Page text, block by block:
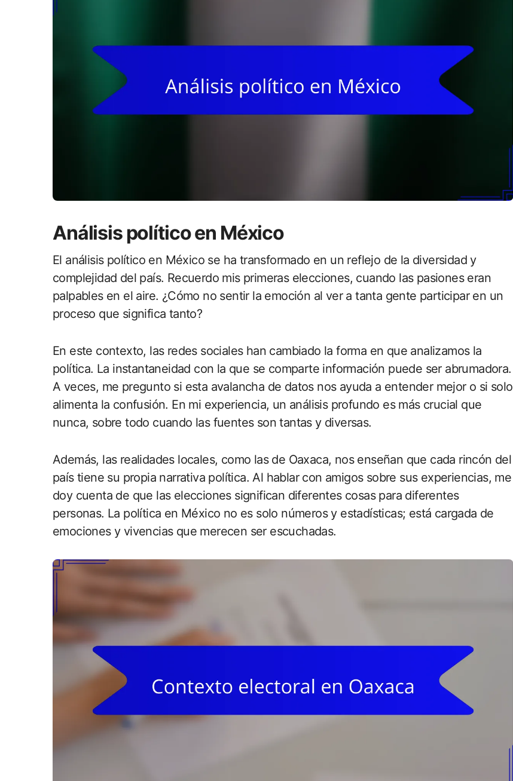
Análisis político en México
El análisis político en México se ha transformado en un reflejo de la diversidad y
complejidad del país. Recuerdo mis primeras elecciones, cuando las pasiones eran
palpables en el aire. ¿Cómo no sentir la emoción al ver a tanta gente participar en un
proceso que significa tanto?
En este contexto, las redes sociales han cambiado la forma en que analizamos la
política. La instantaneidad con la que se comparte información puede ser abrumadora.
A veces, me pregunto si esta avalancha de datos nos ayuda a entender mejor o si solo
alimenta la confusión. En mi experiencia, un análisis profundo es más crucial que
nunca, sobre todo cuando las fuentes son tantas y diversas.
Además, las realidades locales, como las de Oaxaca, nos enseñan que cada rincón del
país tiene su propia narrativa política. Al hablar con amigos sobre sus experiencias, me
doy cuenta de que las elecciones significan diferentes cosas para diferentes
personas. La política en México no es solo números y estadísticas; está cargada de
emociones y vivencias que merecen ser escuchadas.